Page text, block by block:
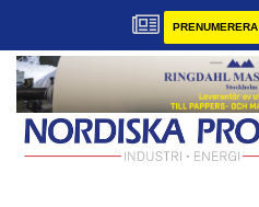
PRENUMERERA